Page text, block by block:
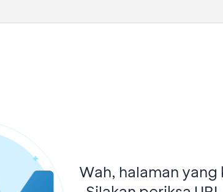
Wah, halaman